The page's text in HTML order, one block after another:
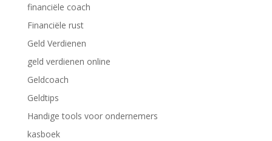
financiële coach
Financiële rust
Geld Verdienen
geld verdienen online
Geldcoach
Geldtips
Handige tools voor ondernemers
kasboek